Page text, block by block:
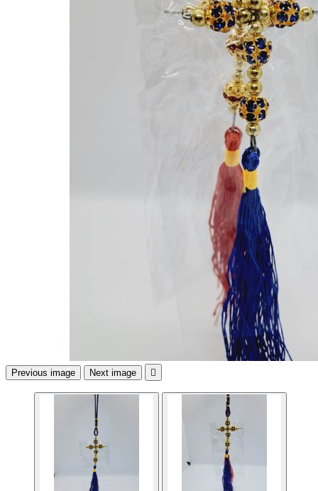
Previous image Next image 